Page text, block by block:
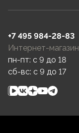
+7 495 984-28-83
Интернет-магазин
пн-пт: c 9 до 18
сб-вс: c 9 до 17